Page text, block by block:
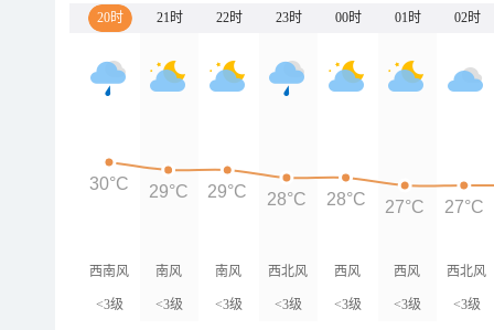
20时 21时 22时 23时 00时 01时 02时
西南风
<3级
南风
<3级
南风
<3级
西北风
<3级
西风
<3级
西风
<3级
西北风
<3级
30°C 29°C 29°C 28°C 28°C 27°C 27°C